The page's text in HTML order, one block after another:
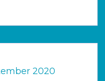
2020